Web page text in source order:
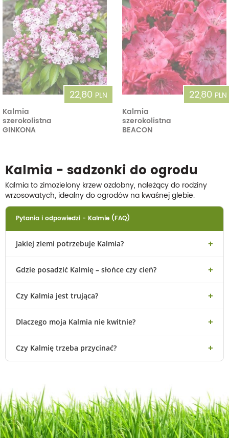
22,80 PLN
Kalmia
szerokolistna
GINKONA
22,80 PLN
Kalmia
szerokolistna
BEACON
Kalmia - sadzonki do ogrodu
Kalmia to zimozielony krzew ozdobny, należący do rodziny
wrzosowatych, idealny do ogrodów na kwaśnej glebie.
Pytania i odpowiedzi - Kalmie (FAQ)
Jakiej ziemi potrzebuje Kalmia?
Gdzie posadzić Kalmię – słońce czy cień?
Czy Kalmia jest trująca?
Dlaczego moja Kalmia nie kwitnie?
Czy Kalmię trzeba przycinać?